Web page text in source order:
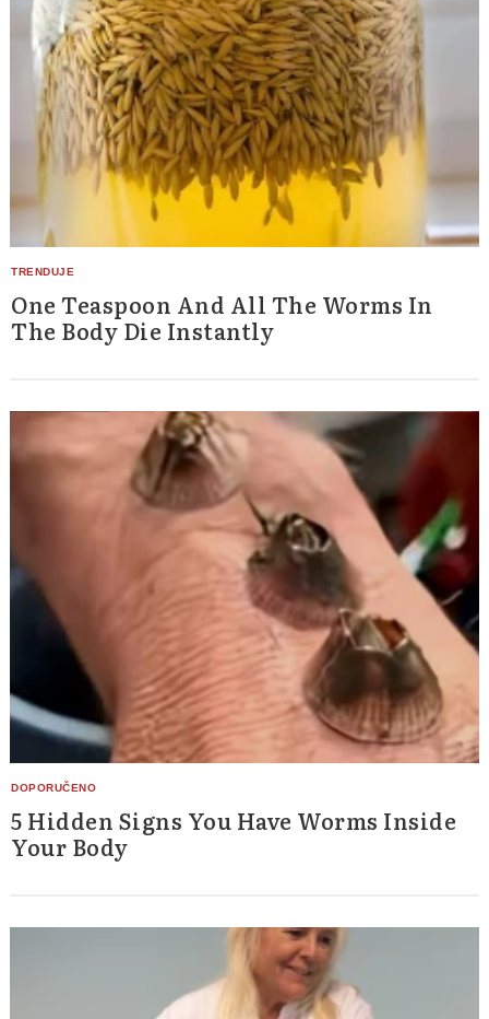
One Teaspoon And All The Worms In
The Body Die Instantly
5 Hidden Signs You Have Worms Inside
Your Body